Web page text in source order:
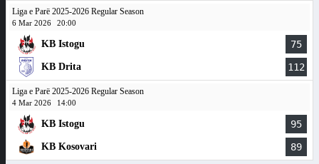
Liga e Parë 2025-2026 Regular Season
6 Mar 2026 20:00
KB Istogu 75
KB Drita 112
Liga e Parë 2025-2026 Regular Season
4 Mar 2026 14:00
KB Istogu 95
KB Kosovari 89